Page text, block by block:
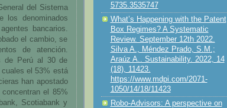
del Sistema
los denominados
bancarios.
el cambio, se
de atención.
de Perú al 30 de
el 53% está
han apostado
el 85%
Scotiabank y
5735.3535747
What’s Happening with the Patent
Box Regimes? A Systematic
Review. September 12th 2022.
Silva A., Méndez Prado, S.M.;
Araúz A.. Sustainability. 2022, 14
(18), 11423.
https://www.mdpi.com/2071-
1050/14/18/11423
Robo-Advisors: A perspective on